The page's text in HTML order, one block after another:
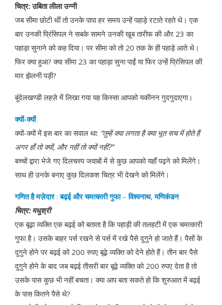
चित्र: उबिता लीला उन्नी
जब सीमा छोटी थीं तो उनके पापा हर समय उन्हें पहाड़े रटाते रहते थे। एक
बार उनकी प्रिंसिपल ने सबके सामने उनकी खूब तारीफ की और 23 का
पहाड़ा सुनाने को कह दिया। पर सीमा को तो 20 तक के ही पहाड़े आते थे।
फिर क्या हुआ? क्या सीमा 23 का पहाड़ा सुना पाईं या फिर उन्हें प्रिंसिपल की
मार झेलनी पड़ी?
बुंदेलखण्डी लहज़े में लिखा गया यह किस्सा आपको यकीनन गुदगुदाएगा।
क्यों-क्यों
क्यों-क्यों में इस बार का सवाल था: “तुम्हें क्या लगता है क्या भूत सच में होते हैं
अगर हाँ तो क्यों, और नहीं तो क्यों नहीं?”
बच्चों द्वारा भेजे गए दिलचस्प जवाबों में से कुछ आपको यहाँ पढ़ने को मिलेंगे।
साथ ही उनके बनाए कुछ दिलकश चित्र भी देखने को मिलेंगे।
गणित है मज़ेदार:बढ़ई और चमत्कारी गुफा–विश्वनाथ,मणिकंडन
चित्र:मधुश्री
एक बूढ़ा व्यक्ति एक बढ़ई को बताता है कि पहाड़ी की तलहटी में एक चमत्कारी
गुफा है। उसके बाहर पर्स रखने से पर्स में रखे पैसे दुगुने हो जाते हैं। पैसों के
दुगुने होने पर बढ़ई को 200 रुपए बूढ़े व्यक्ति को देने होते हैं। तीन बार पैसे
दुगुने होने के बाद जब बढ़ई तीसरी बार बूढ़े व्यक्ति को 200 रुपए देता है तो
उसके पास कुछ भी नहीं बचता। क्या आप बता सकते हो कि शुरुआत में बढ़ई
के पास कितने पैसे थे?